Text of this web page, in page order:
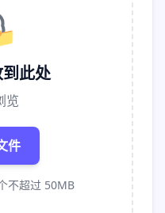
此处
览
件
不超过 50MB